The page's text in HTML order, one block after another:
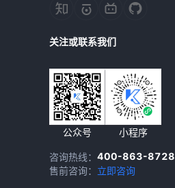
关注或联系我们
公众号 小程序
咨询热线： 400-863-8728
售前咨询： 立即咨询